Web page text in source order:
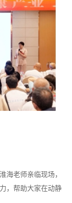
海老师亲临现场，
，帮助大家在动静